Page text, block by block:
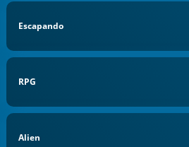
Escapando
RPG
Alien